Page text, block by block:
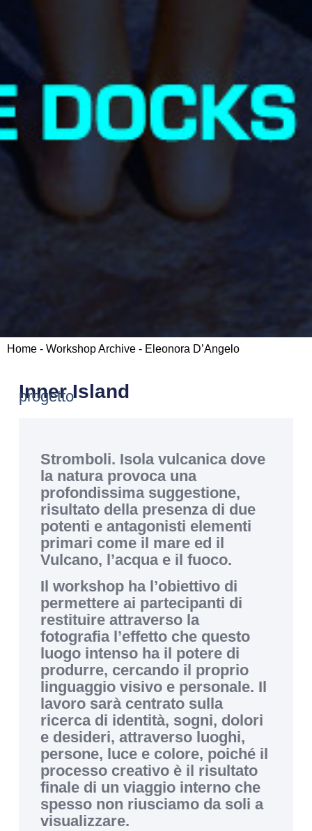
Home - Workshop Archive - Eleonora D’Angelo
Stromboli. Isola vulcanica dove
la natura provoca una
profondissima suggestione,
risultato della presenza di due
potenti e antagonisti elementi
primari come il mare ed il
Vulcano, l’acqua e il fuoco.
Il workshop ha l’obiettivo di
permettere ai partecipanti di
restituire attraverso la
fotografia l’effetto che questo
luogo intenso ha il potere di
produrre, cercando il proprio
linguaggio visivo e personale. Il
lavoro sarà centrato sulla
ricerca di identità, sogni, dolori
e desideri, attraverso luoghi,
persone, luce e colore, poiché il
processo creativo è il risultato
finale di un viaggio interno che
spesso non riusciamo da soli a
visualizzare.
Inner Island
progetto